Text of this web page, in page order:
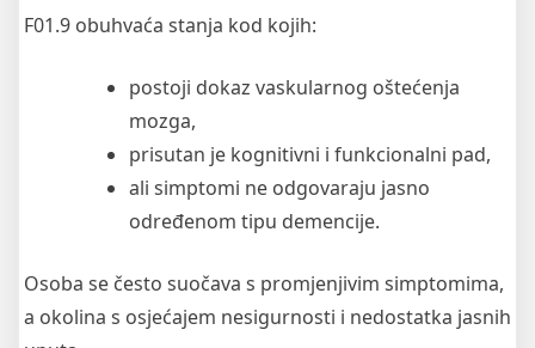
F01.9 obuhvaća stanja kod kojih:
postoji dokaz vaskularnog oštećenja
mozga,
prisutan je kognitivni i funkcionalni pad,
ali simptomi ne odgovaraju jasno
određenom tipu demencije.
Osoba se često suočava s promjenjivim simptomima,
a okolina s osjećajem nesigurnosti i nedostatka jasnih